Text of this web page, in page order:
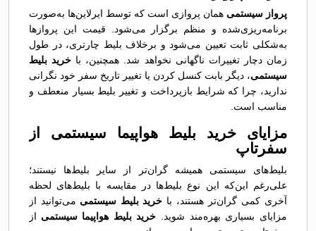
پرواز سیستمی همان پروازی است که توسط ایرلاین‌ها به‌صورت
برنامه‌ریزی‌شده و منظم برگزار می‌شود. قیمت این پروازها
به‌شکلی ثابت تعیین می‌شود و برخلاف بلیط چارتری، در طول
زمان دچار تغییرات ناگهانی نخواهد شد. همچنین، با خرید بلیط
سیستمی، دیگر بابت کنسل کردن یا تغییر تاریخ سفر خود نگرانی
ندارید، چرا که شرایط بازپرداخت و تغییر بلیط بسیار منعطف و
مناسب است.
مزایای خرید بلیط هواپیما سیستمی از
سفرتاپ
بلیط‌های سیستمی همیشه گران‌تر از سایر بلیط‌ها نیستند؛
علی‌رغم این‌که این نوع بلیط‌ها در مقایسه با بلیط‌های لحظه
آخری کمی گران‌تر هستند، با خرید بلیط سیستمی می‌توانید از
مزایای بسیاری بهره‌مند شوید. خرید بلیط هواپیما سیستمی از